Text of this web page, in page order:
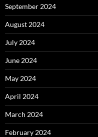
September 2024
August 2024
July 2024
June 2024
May 2024
April 2024
March 2024
February 2024